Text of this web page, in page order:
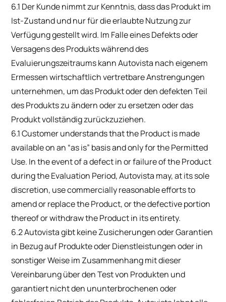
6.1 Der Kunde nimmt zur Kenntnis, dass das Produkt im
Ist-Zustand und nur für die erlaubte Nutzung zur
Verfügung gestellt wird. Im Falle eines Defekts oder
Versagens des Produkts während des
Evaluierungszeitraums kann Autovista nach eigenem
Ermessen wirtschaftlich vertretbare Anstrengungen
unternehmen, um das Produkt oder den defekten Teil
des Produkts zu ändern oder zu ersetzen oder das
Produkt vollständig zurückzuziehen.
6.1 Customer understands that the Product is made
available on an “as is” basis and only for the Permitted
Use. In the event of a defect in or failure of the Product
during the Evaluation Period, Autovista may, at its sole
discretion, use commercially reasonable efforts to
amend or replace the Product, or the defective portion
thereof or withdraw the Product in its entirety.
6.2 Autovista gibt keine Zusicherungen oder Garantien
in Bezug auf Produkte oder Dienstleistungen oder in
sonstiger Weise im Zusammenhang mit dieser
Vereinbarung über den Test von Produkten und
garantiert nicht den ununterbrochenen oder